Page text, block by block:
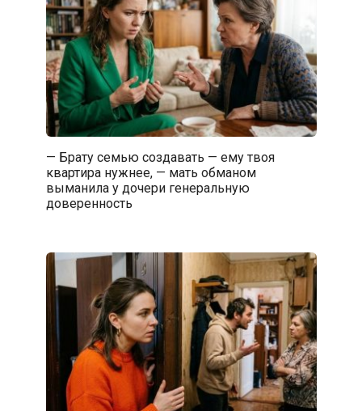
— Брату семью создавать — ему твоя
квартира нужнее, — мать обманом
выманила у дочери генеральную
доверенность